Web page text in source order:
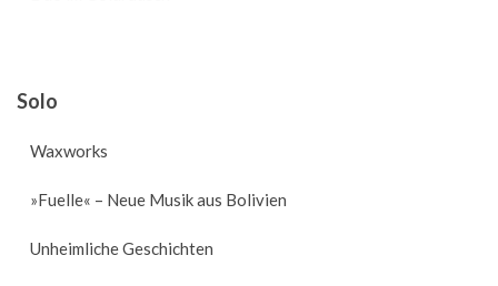
Solo
Waxworks
»Fuelle« – Neue Musik aus Bolivien
Unheimliche Geschichten